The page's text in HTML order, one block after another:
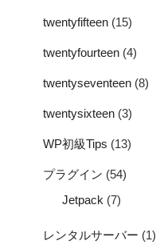
twentyfifteen (15)
twentyfourteen (4)
twentyseventeen (8)
twentysixteen (3)
WP初級Tips (13)
プラグイン (54)
Jetpack (7)
レンタルサーバー (1)